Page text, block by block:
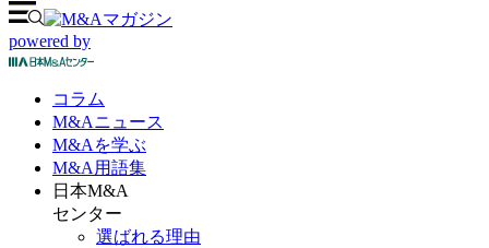
powered by
コラム
M&Aニュース
M&Aを学ぶ
M&A 用語集
日本M&A
センター
選ばれる理由